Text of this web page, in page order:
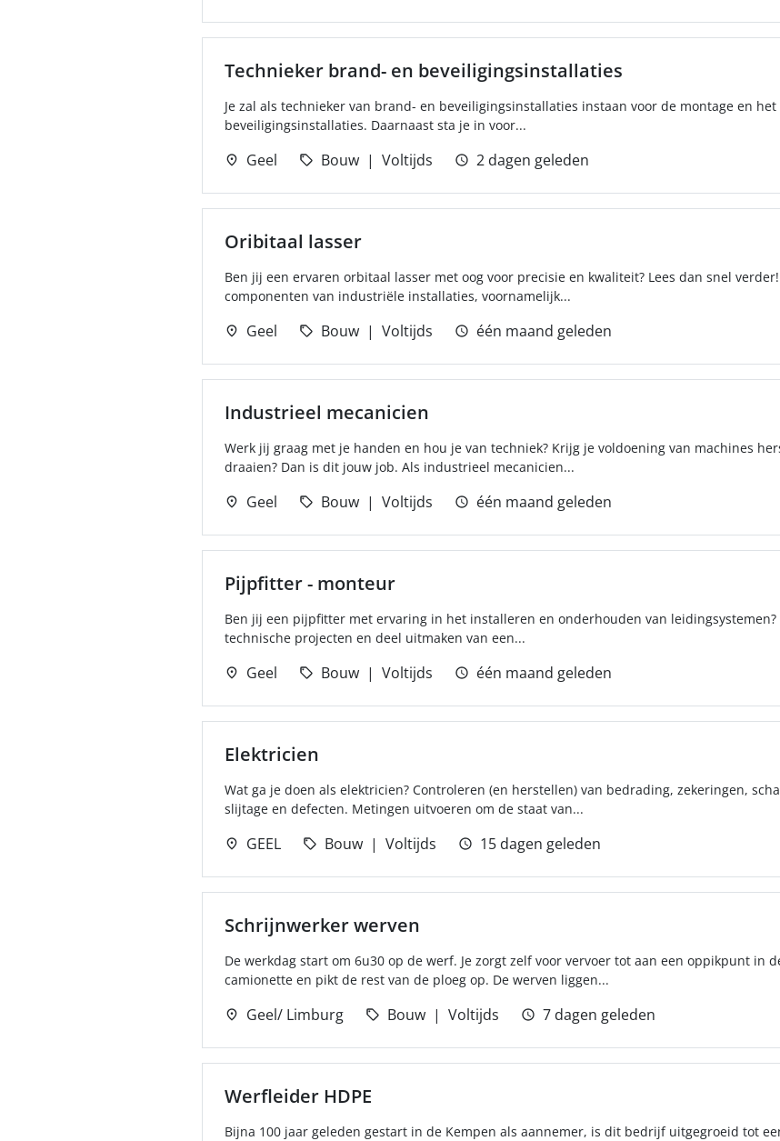
Technieker brand- en beveiligingsinstallaties
Je zal als technieker van brand- en beveiligingsinstallaties instaan voor de montage en
beveiligingsinstallaties. Daarnaast sta je in voor...
Geel Bouw Voltijds 2 dagen geleden
Oribitaal lasser
Ben jij een ervaren orbitaal lasser met oog voor precisie en kwaliteit? Lees dan snel
componenten van industriële installaties, voornamelijk...
Geel Bouw Voltijds één maand geleden
Industrieel mecanicien
Werk jij graag met je handen en hou je van techniek? Krijg je voldoening van machines
draaien? Dan is dit jouw job. Als industrieel mecanicien...
Geel Bouw Voltijds één maand geleden
Pijpfitter - monteur
Ben jij een pijpfitter met ervaring in het installeren en onderhouden van
technische projecten en deel uitmaken van een...
Geel Bouw Voltijds één maand geleden
Elektricien
Wat ga je doen als elektricien? Controleren (en herstellen) van bedrading, zekeringen,
slijtage en defecten. Metingen uitvoeren om de staat van...
GEEL Bouw Voltijds 15 dagen geleden
Schrijnwerker werven
De werkdag start om 6u30 op de werf. Je zorgt zelf voor vervoer tot aan een oppikpunt in
camionette en pikt de rest van de ploeg op. De werven liggen...
Geel/ Limburg Bouw Voltijds 7 dagen geleden
Werfleider HDPE
Bijna 100 jaar geleden gestart in de Kempen als aannemer, is dit bedrijf uitgegroeid tot